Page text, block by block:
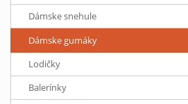
Dámske snehule
Dámske gumáky
Lodičky
Balerínky